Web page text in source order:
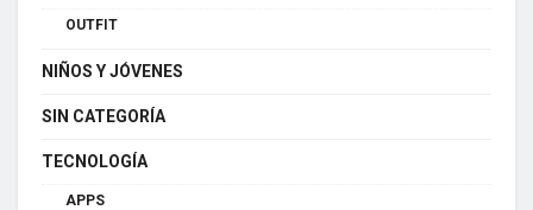
OUTFIT
NIÑOS Y JÓVENES
SIN CATEGORÍA
TECNOLOGÍA
APPS